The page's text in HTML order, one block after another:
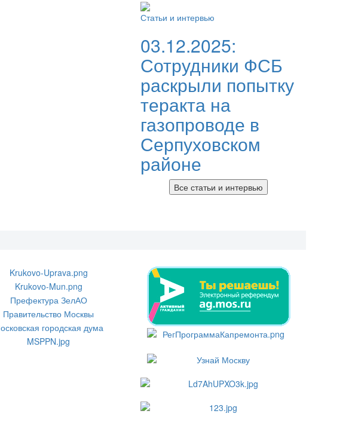
Статьи и интервью
03.12.2025:
Сотрудники ФСБ
раскрыли попытку
теракта на
газопроводе в
Серпуховском
районе
Все статьи и интервью